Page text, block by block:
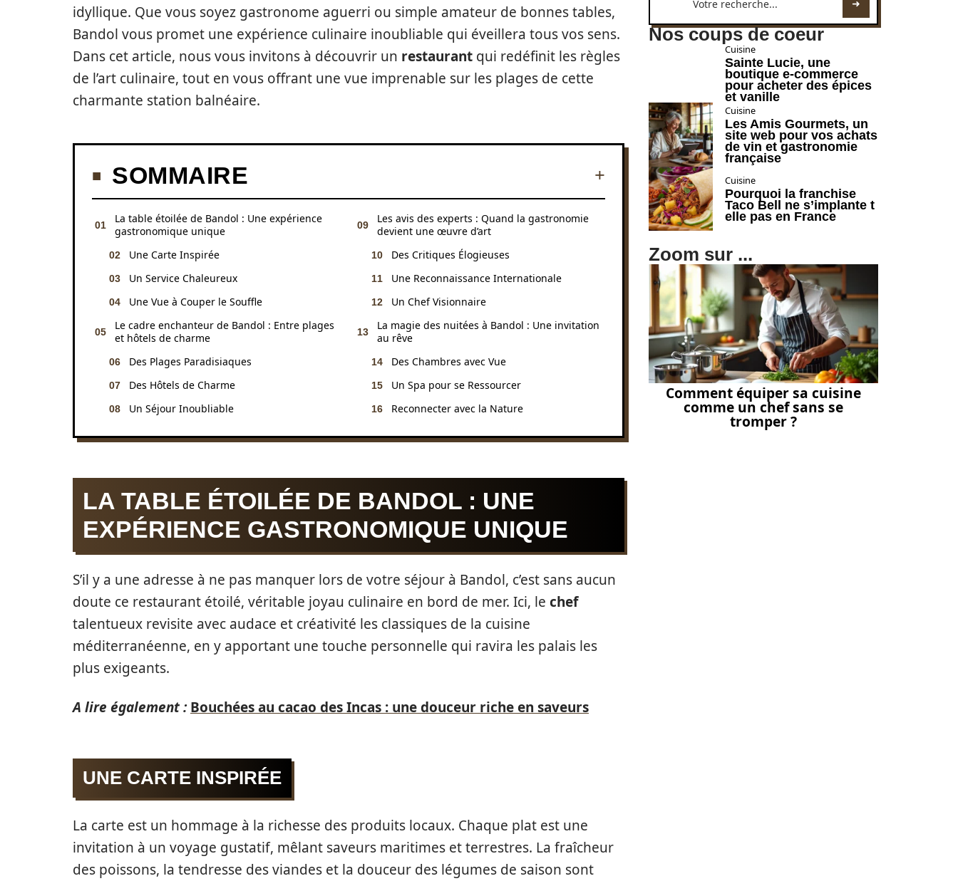
idyllique. Que vous soyez gastronome aguerri ou simple amateur de bonnes tables,
Bandol vous promet une expérience culinaire inoubliable qui éveillera tous vos sens.
Dans cet article, nous vous invitons à découvrir un restaurant qui redéfinit les règles
de l’art culinaire, tout en vous offrant une vue imprenable sur les plages de cette
charmante station balnéaire.
SOMMAIRE
La table étoilée de Bandol : Une expérience
gastronomique unique
Une Carte Inspirée
Un Service Chaleureux
Une Vue à Couper le Souffle
Le cadre enchanteur de Bandol : Entre plages
et hôtels de charme
Des Plages Paradisiaques
Des Hôtels de Charme
Un Séjour Inoubliable
Les avis des experts : Quand la gastronomie
devient une œuvre d’art
Des Critiques Élogieuses
Une Reconnaissance Internationale
Un Chef Visionnaire
La magie des nuitées à Bandol : Une invitation
au rêve
Des Chambres avec Vue
Un Spa pour se Ressourcer
Reconnecter avec la Nature
LA TABLE ÉTOILÉE DE BANDOL : UNE
EXPÉRIENCE GASTRONOMIQUE UNIQUE
S’il y a une adresse à ne pas manquer lors de votre séjour à Bandol, c’est sans aucun
doute ce restaurant étoilé, véritable joyau culinaire en bord de mer. Ici, le chef
talentueux revisite avec audace et créativité les classiques de la cuisine
méditerranéenne, en y apportant une touche personnelle qui ravira les palais les
plus exigeants.
A lire également : Bouchées au cacao des Incas : une douceur riche en saveurs
UNE CARTE INSPIRÉE
La carte est un hommage à la richesse des produits locaux. Chaque plat est une
invitation à un voyage gustatif, mêlant saveurs maritimes et terrestres. La fraîcheur
des poissons, la tendresse des viandes et la douceur des légumes de saison sont
Nos coups de coeur
Cuisine
Sainte Lucie, une
boutique e-commerce
pour acheter des épices
et vanille
Cuisine
Les Amis Gourmets, un
site web pour vos achats
de vin et gastronomie
française
Cuisine
Pourquoi la franchise
Taco Bell ne s’implante t
elle pas en France
Zoom sur ...
Comment équiper sa cuisine
comme un chef sans se
tromper ?